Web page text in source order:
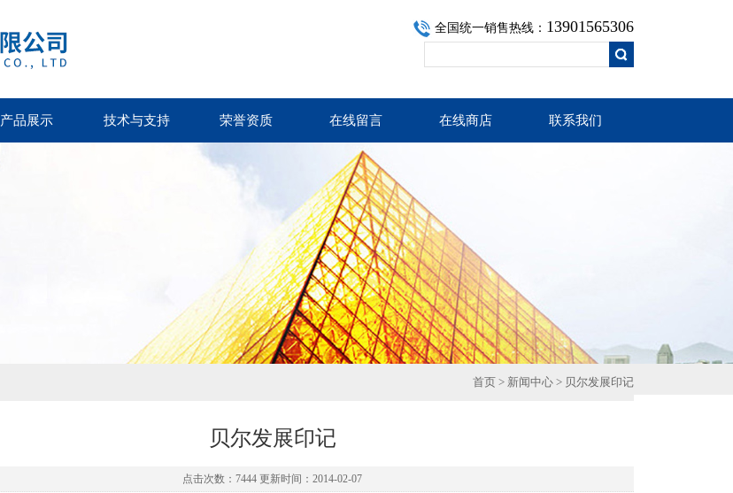
全国统一销售热线： 13901565306
产品展示 技术与支持 荣誉资质 在线留言 在线商店 联系我们
首页 > 新闻中心 > 贝尔发展印记
贝尔发展印记
点击次数：7444 更新时间：2014-02-07